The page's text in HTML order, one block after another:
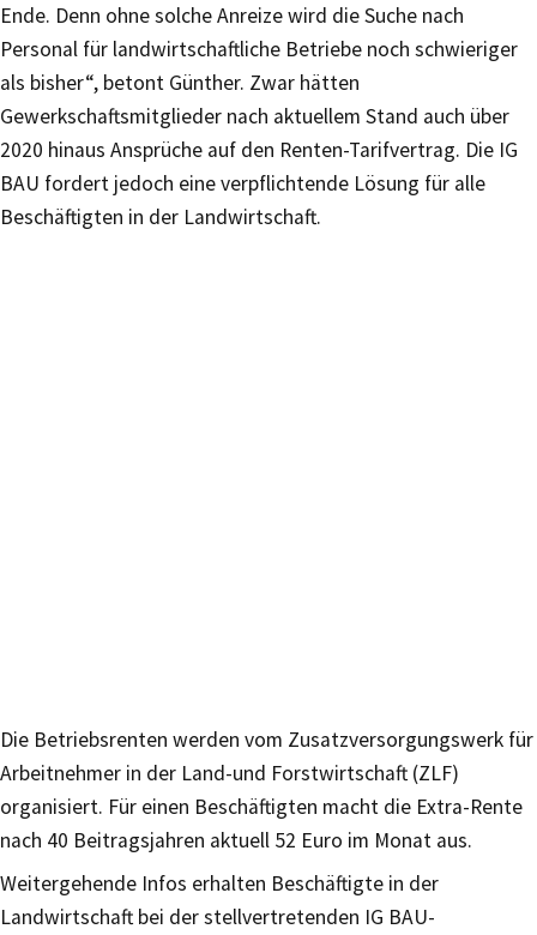
Ende. Denn ohne solche Anreize wird die Suche nach
Personal für landwirtschaftliche Betriebe noch schwieriger
als bisher“, betont Günther. Zwar hätten
Gewerkschaftsmitglieder nach aktuellem Stand auch über
2020 hinaus Ansprüche auf den Renten-Tarifvertrag. Die IG
BAU fordert jedoch eine verpflichtende Lösung für alle
Beschäftigten in der Landwirtschaft.
Die Betriebsrenten werden vom Zusatzversorgungswerk für
Arbeitnehmer in der Land-und Forstwirtschaft (ZLF)
organisiert. Für einen Beschäftigten macht die Extra-Rente
nach 40 Beitragsjahren aktuell 52 Euro im Monat aus.
Weitergehende Infos erhalten Beschäftigte in der
Landwirtschaft bei der stellvertretenden IG BAU-